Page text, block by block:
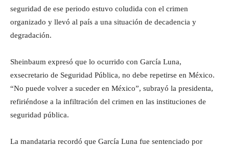
seguridad de ese periodo estuvo coludida con el crimen
organizado y llevó al país a una situación de decadencia y
degradación.
Sheinbaum expresó que lo ocurrido con García Luna,
exsecretario de Seguridad Pública, no debe repetirse en México.
“No puede volver a suceder en México”, subrayó la presidenta,
refiriéndose a la infiltración del crimen en las instituciones de
seguridad pública.
La mandataria recordó que García Luna fue sentenciado por